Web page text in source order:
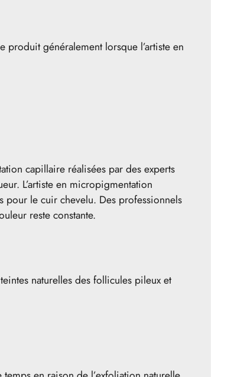
produit généralement lorsque l’artiste en
capillaire réalisées par des experts
L’artiste en micropigmentation
le cuir chevelu. Des professionnels
reste constante.
naturelles des follicules pileux et